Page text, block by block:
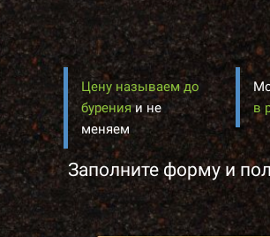
Цену называем до
буренияи не
меняем
в
Заполните форму и